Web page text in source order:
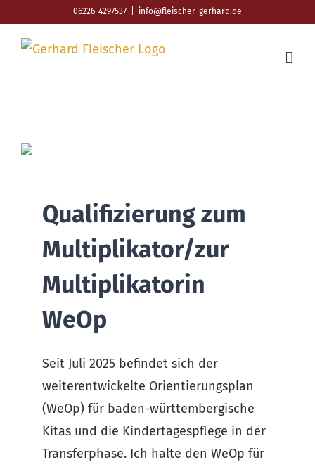
content
06226-4297537 info@fleischer-gerhard.de
Qualifizierung zum
Multiplikator/zur
Multiplikatorin
WeOp
Seit Juli 2025 befindet sich der
weiterentwickelte Orientierungsplan
(WeOp) für baden-württembergische
Kitas und die Kindertagespflege in der
Transferphase. Ich halte den WeOp für